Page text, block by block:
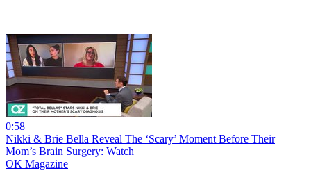
0:58
Nikki & Brie Bella Reveal The ‘Scary’ Moment Before Their
Mom’s Brain Surgery: Watch
OK Magazine